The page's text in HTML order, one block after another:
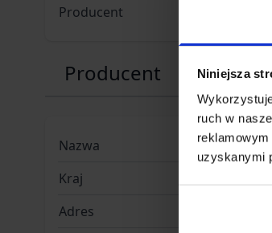
Niniejsza
ruch w
uzyskanymi
Producent
Producent
Nazwa
Kraj
Adres